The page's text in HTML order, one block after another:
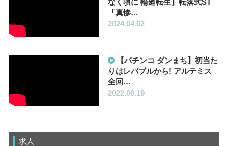
なく頃に 輪廻転生】転落式ST
「真惨…
2024.04.02
【パチンコ ダンまち】初当た
りはレバブルから! アルテミス
全回…
2022.06.19
求人